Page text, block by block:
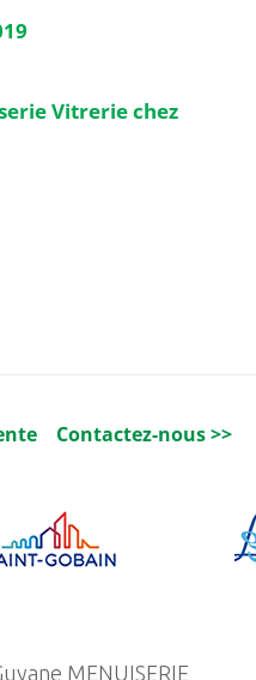
Vitrerie chez
Contactez-nous >>
MENUISERIE